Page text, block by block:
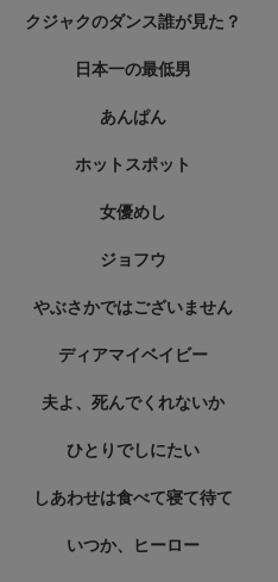
クジャクのダンス誰が見た？
日本一の最低男
あんぱん
ホットスポット
女優めし
ジョフウ
やぶさかではございません
ディアマイベイビー
夫よ、死んでくれないか
ひとりでしにたい
しあわせは食べて寝て待て
いつか、ヒーロー